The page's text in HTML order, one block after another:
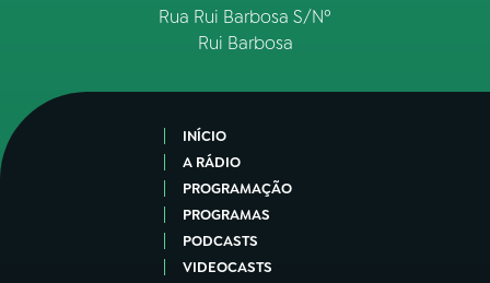
Rua Rui Barbosa S/Nº
Rui Barbosa
INÍCIO
A RÁDIO
PROGRAMAÇÃO
PROGRAMAS
PODCASTS
VIDEOCASTS